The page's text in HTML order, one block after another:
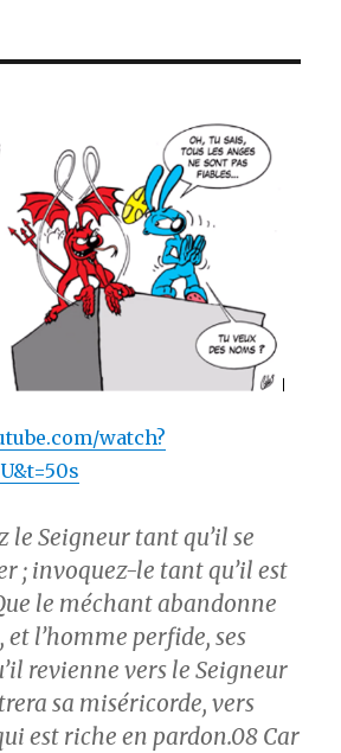
watch?
le Seigneur tant qu’il se
; invoquez-le tant qu’il est
le méchant abandonne
l’homme perfide, ses
revienne vers le Seigneur
sa miséricorde, vers
est riche en pardon.08 Car